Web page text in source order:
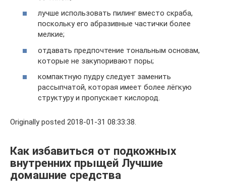
лучше использовать пилинг вместо скраба,
поскольку его абразивные частички более
мелкие;
отдавать предпочтение тональным основам,
которые не закупоривают поры;
компактную пудру следует заменить
рассыпчатой, которая имеет более лёгкую
структуру и пропускает кислород.
Originally posted 2018-01-31 08:33:38.
Как избавиться от подкожных
внутренних прыщей Лучшие
домашние средства